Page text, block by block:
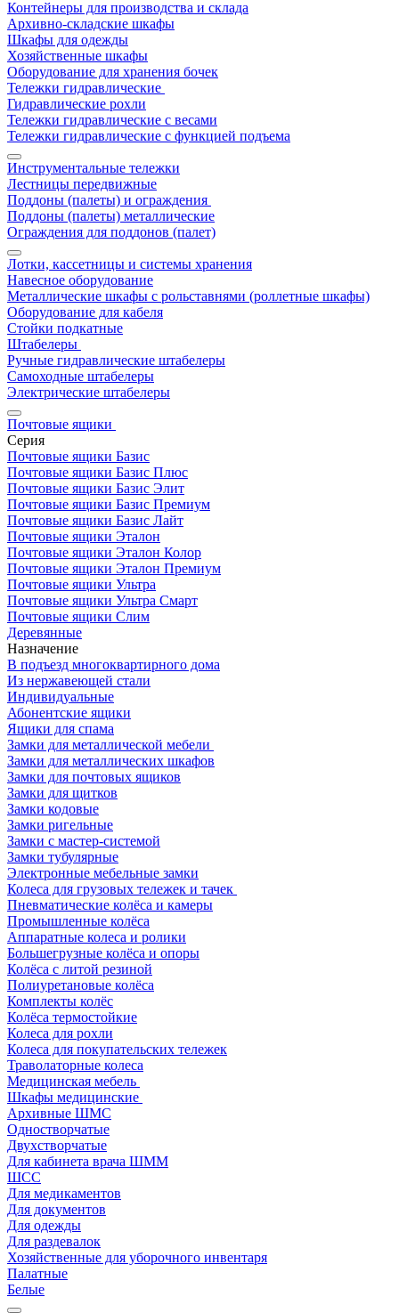
Контейнеры для производства и склада
Архивно-складские шкафы
Шкафы для одежды
Хозяйственные шкафы
Оборудование для хранения бочек
Тележки гидравлические
Гидравлические рохли
Тележки гидравлические с весами
Тележки гидравлические с функцией подъема
Инструментальные тележки
Лестницы передвижные
Поддоны (палеты) и ограждения
Поддоны (палеты) металлические
Ограждения для поддонов (палет)
Лотки, кассетницы и системы хранения
Навесное оборудование
Металлические шкафы с рольставнями (роллетные шкафы)
Оборудование для кабеля
Стойки подкатные
Штабелеры
Ручные гидравлические штабелеры
Самоходные штабелеры
Электрические штабелеры
Почтовые ящики
Серия
Почтовые ящики Базис
Почтовые ящики Базис Плюс
Почтовые ящики Базис Элит
Почтовые ящики Базис Премиум
Почтовые ящики Базис Лайт
Почтовые ящики Эталон
Почтовые ящики Эталон Колор
Почтовые ящики Эталон Премиум
Почтовые ящики Ультра
Почтовые ящики Ультра Смарт
Почтовые ящики Слим
Деревянные
Назначение
В подъезд многоквартирного дома
Из нержавеющей стали
Индивидуальные
Абонентские ящики
Ящики для спама
Замки для металлической мебели
Замки для металлических шкафов
Замки для почтовых ящиков
Замки для щитков
Замки кодовые
Замки ригельные
Замки с мастер-системой
Замки тубулярные
Электронные мебельные замки
Колеса для грузовых тележек и тачек
Пневматические колёса и камеры
Промышленные колёса
Аппаратные колеса и ролики
Большегрузные колёса и опоры
Колёса с литой резиной
Полиуретановые колёса
Комплекты колёс
Колёса термостойкие
Колеса для рохли
Колеса для покупательских тележек
Траволаторные колеса
Медицинская мебель
Шкафы медицинские
Архивные ШМС
Одностворчатые
Двухстворчатые
Для кабинета врача ШММ
ШСС
Для медикаментов
Для документов
Для одежды
Для раздевалок
Хозяйственные для уборочного инвентаря
Палатные
Белые